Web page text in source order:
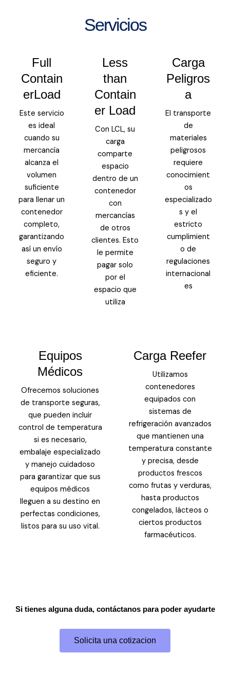
Servicios
Full
Contain
erLoad
Este servicio
es ideal
cuando su
mercancía
alcanza el
volumen
suficiente
para llenar un
contenedor
completo,
garantizando
así un envío
seguro y
eficiente.
Less
than
Contain
er Load
Con LCL, su
carga
comparte
espacio
dentro de un
contenedor
con
mercancías
de otros
clientes. Esto
le permite
pagar solo
por el
espacio que
utiliza
Carga
Peligros
a
El transporte
de
materiales
peligrosos
requiere
conocimient
os
especializado
s y el
estricto
cumplimient
o de
regulaciones
internacional
es
Equipos
Médicos
Ofrecemos soluciones
de transporte seguras,
que pueden incluir
control de temperatura
si es necesario,
embalaje especializado
y manejo cuidadoso
para garantizar que sus
equipos médicos
lleguen a su destino en
perfectas condiciones,
listos para su uso vital.
Carga Reefer
Utilizamos
contenedores
equipados con
sistemas de
refrigeración avanzados
que mantienen una
temperatura constante
y precisa, desde
productos frescos
como frutas y verduras,
hasta productos
congelados, lácteos o
ciertos productos
farmacéuticos.
Si tienes alguna duda, contáctanos para poder ayudarte
Solicita una cotizacion